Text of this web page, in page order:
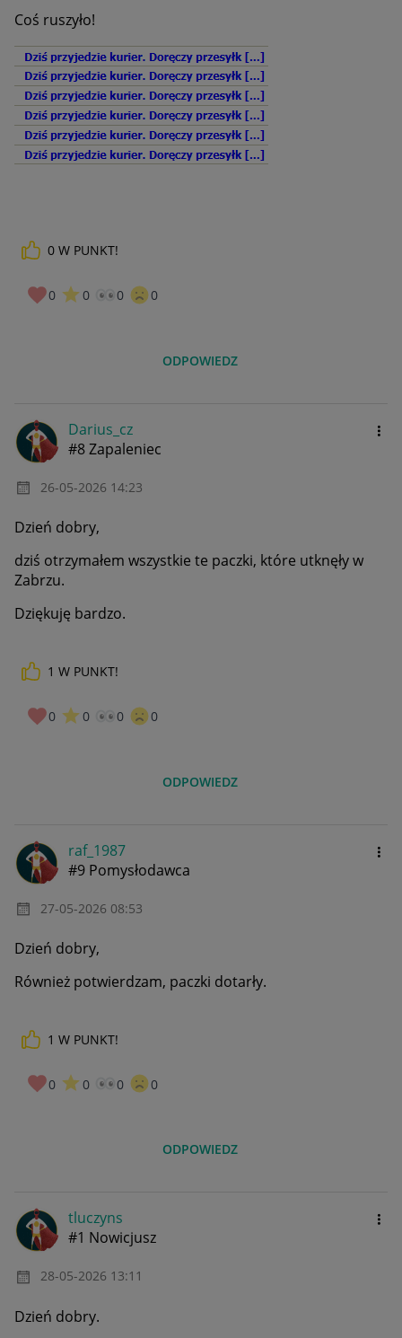
Coś ruszyło!
0 W PUNKT!
0 0 0 0
ODPOWIEDZ
Darius_cz
#8 Zapaleniec
‎26-05-2026 14:23
Dzień dobry,
dziś otrzymałem wszystkie te paczki, które utknęły w
Zabrzu.
Dziękuję bardzo.
1 W PUNKT!
0 0 0 0
ODPOWIEDZ
raf_1987
#9 Pomysłodawca
‎27-05-2026 08:53
Dzień dobry,
Również potwierdzam, paczki dotarły.
1 W PUNKT!
0 0 0 0
ODPOWIEDZ
tluczyns
#1 Nowicjusz
‎28-05-2026 13:11
Dzień dobry.